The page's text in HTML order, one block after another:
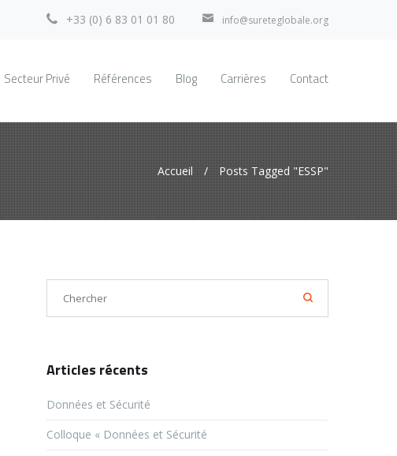
+33 (0) 6 83 01 01 80 info@sureteglobale.org
Secteur Privé Références Blog Carrières Contact
Accueil / Posts Tagged "ESSP"
Articles récents
Données et Sécurité
Colloque « Données et Sécurité